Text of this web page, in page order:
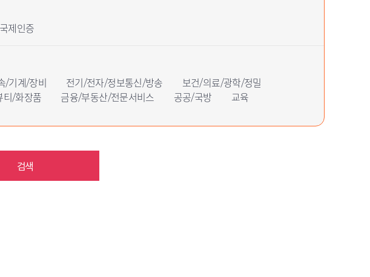
제인증
/기계/장비 전기/전자/정보통신/방송
보건/의료/광학/정밀
티/화장품 금융/부동산/전문서비스 공공/국방
교육
검색